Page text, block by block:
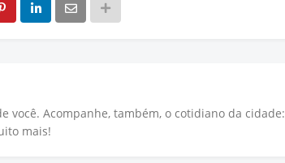
você. Acompanhe, também, o cotidiano da cidade:
mais!